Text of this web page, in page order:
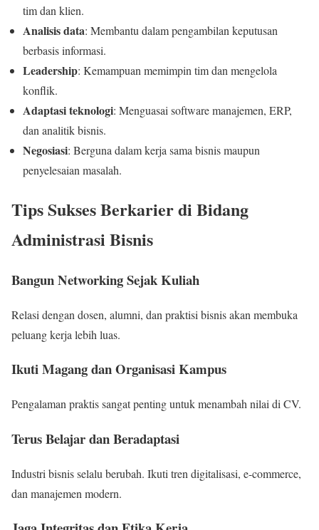
tim dan klien.
Analisis data: Membantu dalam pengambilan keputusan
berbasis informasi.
Leadership: Kemampuan memimpin tim dan mengelola
konflik.
Adaptasi teknologi: Menguasai software manajemen, ERP,
dan analitik bisnis.
Negosiasi: Berguna dalam kerja sama bisnis maupun
penyelesaian masalah.
Tips Sukses Berkarier di Bidang
Administrasi Bisnis
Bangun Networking Sejak Kuliah
Relasi dengan dosen, alumni, dan praktisi bisnis akan membuka
peluang kerja lebih luas.
Ikuti Magang dan Organisasi Kampus
Pengalaman praktis sangat penting untuk menambah nilai di CV.
Terus Belajar dan Beradaptasi
Industri bisnis selalu berubah. Ikuti tren digitalisasi, e-commerce,
dan manajemen modern.